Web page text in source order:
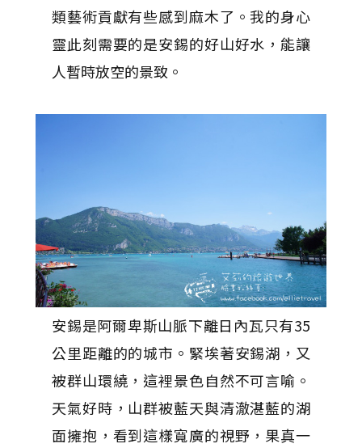
類藝術貢獻有些感到麻木了。我的身心
靈此刻需要的是安錫的好山好水，能讓
人暫時放空的景致。
安錫是阿爾卑斯山脈下離日內瓦只有35
公里距離的的城市。緊埃著安錫湖，又
被群山環繞，這裡景色自然不可言喻。
天氣好時，山群被藍天與清澈湛藍的湖
面擁抱，看到這樣寬廣的視野，果真一